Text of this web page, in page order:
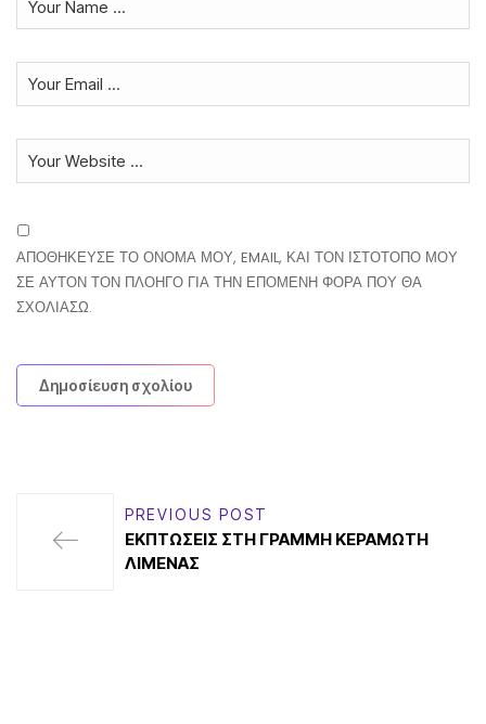
ΑΠΟΘΉΚΕΥΣΕ ΤΟ ΌΝΟΜΆ ΜΟΥ, EMAIL, ΚΑΙ ΤΟΝ ΙΣΤΌΤΟΠΟ ΜΟΥ
ΣΕ ΑΥΤΌΝ ΤΟΝ ΠΛΟΗΓΌ ΓΙΑ ΤΗΝ ΕΠΌΜΕΝΗ ΦΟΡΆ ΠΟΥ ΘΑ
ΣΧΟΛΙΆΣΩ.
PREVIOUS POST
ΕΚΠΤΩΣΕΙΣ ΣΤΗ ΓΡΑΜΜΗ ΚΕΡΑΜΩΤΗ
ΛΙΜΕΝΑΣ